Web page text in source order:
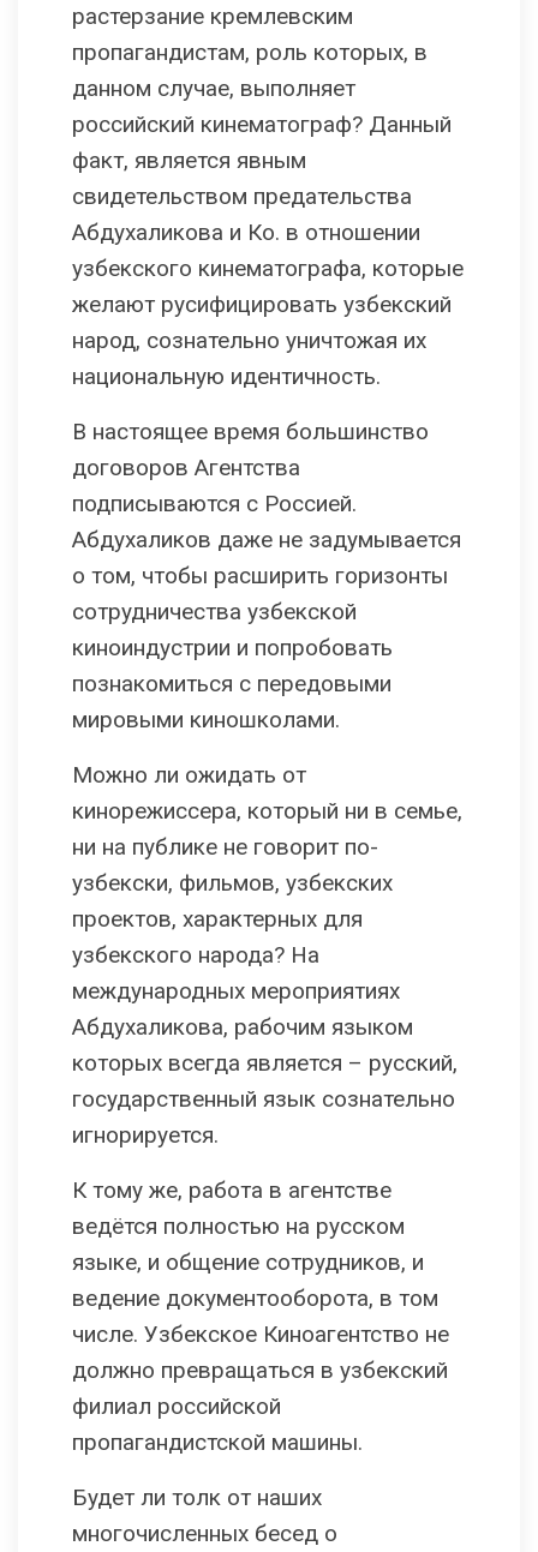
растерзание кремлевским
пропагандистам, роль которых, в
данном случае, выполняет
российский кинематограф? Данный
факт, является явным
свидетельством предательства
Абдухаликова и Ко. в отношении
узбекского кинематографа, которые
желают русифицировать узбекский
народ, сознательно уничтожая их
национальную идентичность.
В настоящее время большинство
договоров Агентства
подписываются с Россией.
Абдухаликов даже не задумывается
о том, чтобы расширить горизонты
сотрудничества узбекской
киноиндустрии и попробовать
познакомиться с передовыми
мировыми киношколами.
Можно ли ожидать от
кинорежиссера, который ни в семье,
ни на публике не говорит по-
узбекски, фильмов, узбекских
проектов, характерных для
узбекского народа? На
международных мероприятиях
Абдухаликова, рабочим языком
которых всегда является – русский,
государственный язык сознательно
игнорируется.
К тому же, работа в агентстве
ведётся полностью на русском
языке, и общение сотрудников, и
ведение документооборота, в том
числе. Узбекское Киноагентство не
должно превращаться в узбекский
филиал российской
пропагандистской машины.
Будет ли толк от наших
многочисленных бесед о